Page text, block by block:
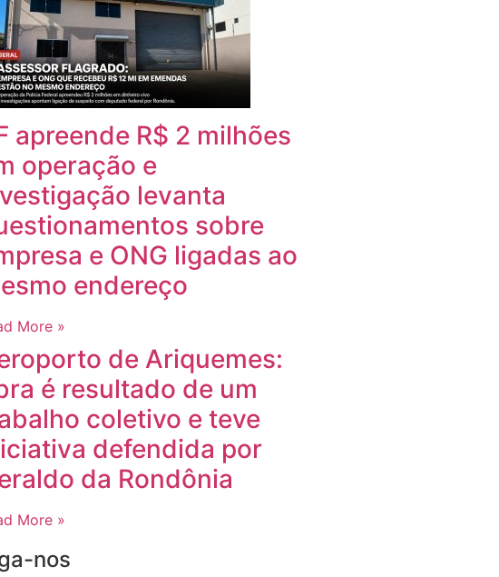
apreende R$ 2 milhões
operação e
levanta
sobre
e ONG ligadas ao
endereço
More »
de Ariquemes:
é resultado de um
coletivo e teve
defendida por
da Rondônia
More »
nos